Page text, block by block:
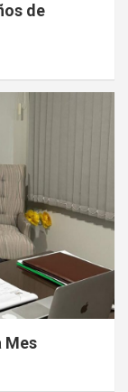
de
Mes